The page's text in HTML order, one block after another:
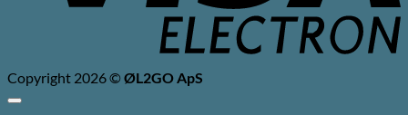
Copyright 2026 ©ØL2GO ApS